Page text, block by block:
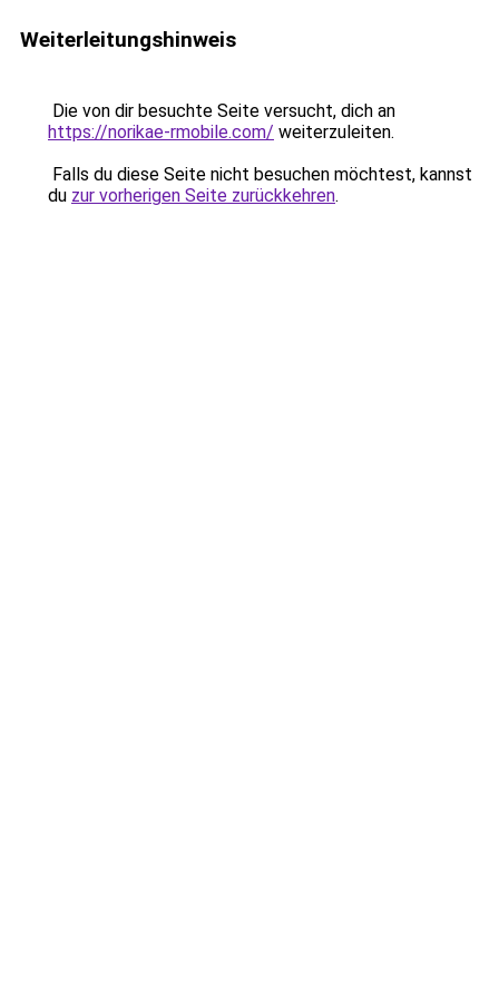
Weiterleitungshinweis
Die von dir besuchte Seite versucht, dich an
https://norikae-rmobile.com/ weiterzuleiten.
Falls du diese Seite nicht besuchen möchtest, kannst
du zur vorherigen Seite zurückkehren.